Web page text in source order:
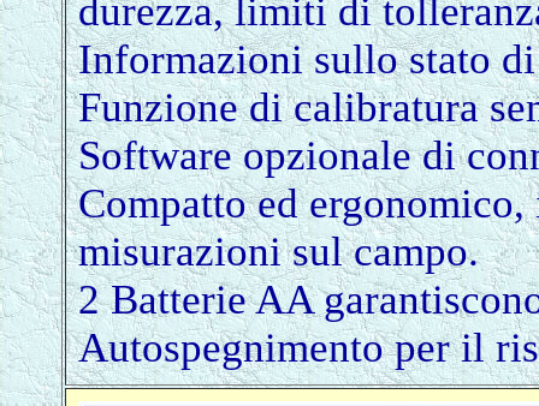
durezza, limiti di
Informazioni sullo stato
Funzione di calibratura
Software opzionale di
Compatto ed
misurazioni sul campo.
2 Batterie AA
Autospegnimento per il